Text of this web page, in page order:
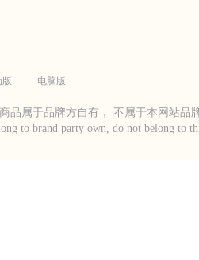
版 电脑版
品属于品牌方自有， 不属于本网站品牌
to brand party own, do not belong to